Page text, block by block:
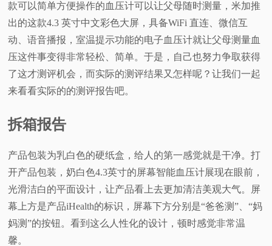
测
视
频
普
验
专
款可以简单方便操作的血压计可以让父母随时测量，米加推
出的这款4.3 英寸中文彩色大屏，具备WiFi 直连、微信互
动、语音播报，室温提示功能的电子血压计就让父母测量血
压这件事变得非常轻松、简单。于是，自己也努力争取获得
了这才测评机会，而实际的测评结果又怎样呢？让我们一起
来看看实际的的测评报告吧。
拆箱报告
产品包装为乳白色的硬纸盒，给人的第一感觉就是干净。打
开产品包装，奶白色4.3英寸的屏幕智能血压计展现在眼前，
光滑洁白的平面设计，让产品看上去更加清洁美观大气。屏
幕上方是产品iHealth的标识，屏幕下方分别是“爸爸测”、“妈
妈测”的按钮。看到这么人性化的设计，顿时感觉非常温
馨。